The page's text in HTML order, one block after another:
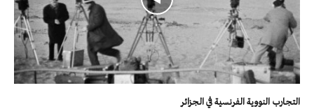
التجارب النووية الفرنسية في الجزائر